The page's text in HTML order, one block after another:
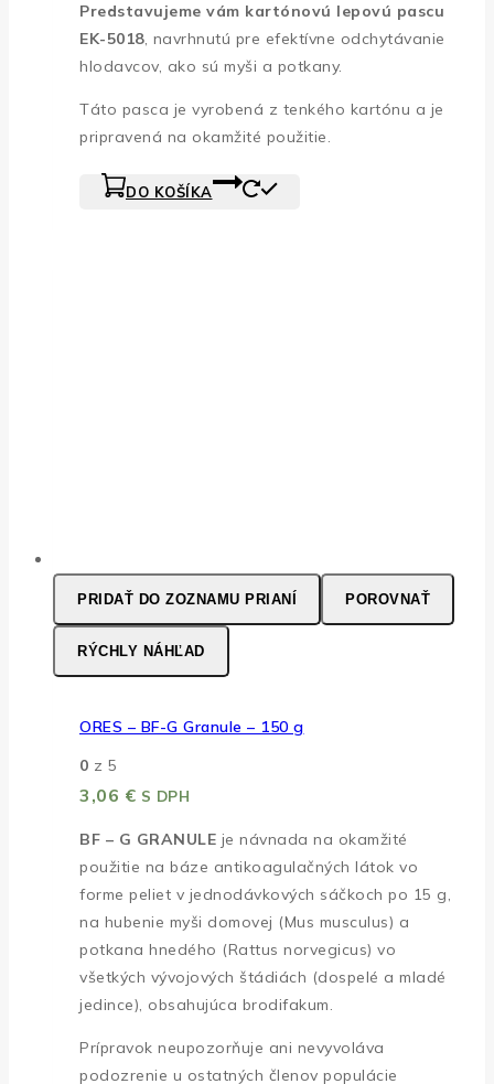
Predstavujeme vám kartónovú lepovú pascu
EK-5018, navrhnutú pre efektívne odchytávanie
hlodavcov, ako sú myši a potkany.
Táto pasca je vyrobená z tenkého kartónu a je
pripravená na okamžité použitie.
DO KOŠÍKA
PRIDAŤ DO ZOZNAMU PRIANÍ POROVNAŤ
RÝCHLY NÁHĽAD
ORES – BF-G Granule – 150 g
0 z 5
3,06 € S DPH
BF – G GRANULE je návnada na okamžité
použitie na báze antikoagulačných látok vo
forme peliet v jednodávkových sáčkoch po 15 g,
na hubenie myši domovej (Mus musculus) a
potkana hnedého (Rattus norvegicus) vo
všetkých vývojových štádiách (dospelé a mladé
jedince), obsahujúca brodifakum.
Prípravok neupozorňuje ani nevyvoláva
podozrenie u ostatných členov populácie